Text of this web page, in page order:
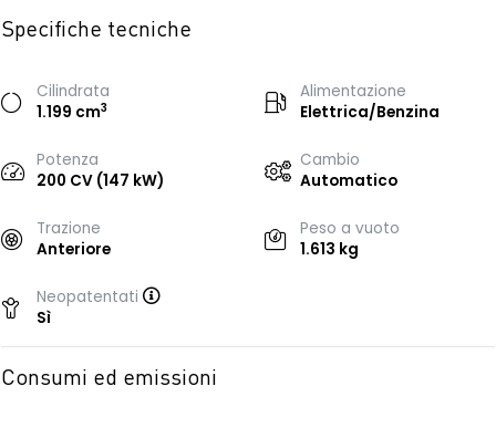
Specifiche tecniche
Cilindrata
1.199 cm3
Alimentazione
Elettrica/Benzina
Potenza
200 CV (147 kW)
Cambio
Automatico
Trazione
Anteriore
Peso a vuoto
1.613 kg
Neopatentati
Sì
Consumi ed emissioni